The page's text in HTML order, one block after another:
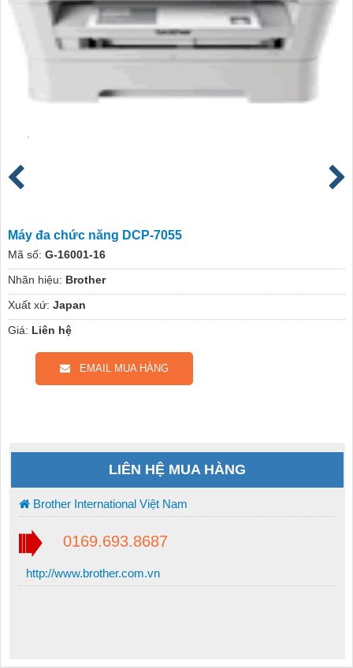
Máy đa chức năng DCP-7055
Mã số: G-16001-16
Nhãn hiệu: Brother
Xuất xứ: Japan
Giá: Liên hệ
EMAIL MUA HÀNG
LIÊN HỆ MUA HÀNG
Brother International Việt Nam
0169.693.8687
http://www.brother.com.vn